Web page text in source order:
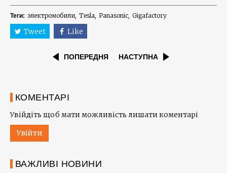
Теги: электромобили Tesla Panasonic Gigafactory
Tweet Like
ПОПЕРЕДНЯ НАСТУПНА
КОМЕНТАРІ
Увійдіть щоб мати можливість лишати коментарі
Увійти
ВАЖЛИВІ НОВИНИ